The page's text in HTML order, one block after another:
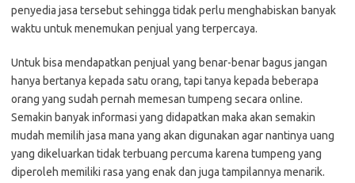
penyedia jasa tersebut sehingga tidak perlu menghabiskan banyak
waktu untuk menemukan penjual yang terpercaya.
Untuk bisa mendapatkan penjual yang benar-benar bagus jangan
hanya bertanya kepada satu orang, tapi tanya kepada beberapa
orang yang sudah pernah memesan tumpeng secara online.
Semakin banyak informasi yang didapatkan maka akan semakin
mudah memilih jasa mana yang akan digunakan agar nantinya uang
yang dikeluarkan tidak terbuang percuma karena tumpeng yang
diperoleh memiliki rasa yang enak dan juga tampilannya menarik.